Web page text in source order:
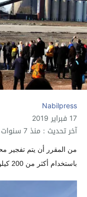
Nabilpress
17 فبراير 2019
آخر تحديث : منذ 7 سنوات
باستخدام أكثر من 200 كيلوجرام من المتفجرات.